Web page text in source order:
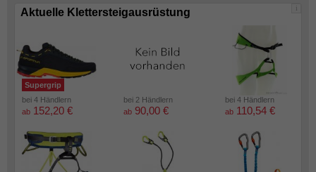
i
Aktuelle Klettersteigausrüstung
Supergrip
bei 4 Händlern
ab 152,20 €
bei 2 Händlern
ab 90,00 €
bei 4 Händlern
ab 110,54 €